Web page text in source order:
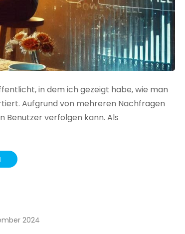
in dem ich gezeigt habe, wie man
Aufgrund von mehreren Nachfragen
Benutzer verfolgen kann. Als
2024